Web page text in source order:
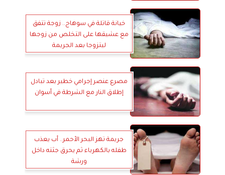
خيانة قاتلة في سوهاج.. زوجة تتفق
مع عشيقها على التخلص من زوجها
ليتزوجا بعد الجريمة
مصرع عنصر إجرامي خطير بعد تبادل
إطلاق النار مع الشرطة في أسوان
جريمة تهز البحر الأحمر.. أب يعذب
طفله بالكهرباء ثم يحرق جثته داخل
ورشة